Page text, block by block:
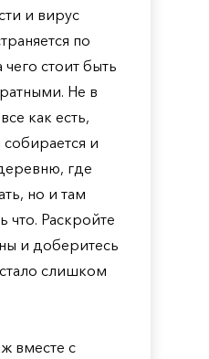
и вирус
по
чего стоит быть
Не в
как есть,
собирается и
где
но и там
что. Раскройте
и доберитесь
слишком
вместе с